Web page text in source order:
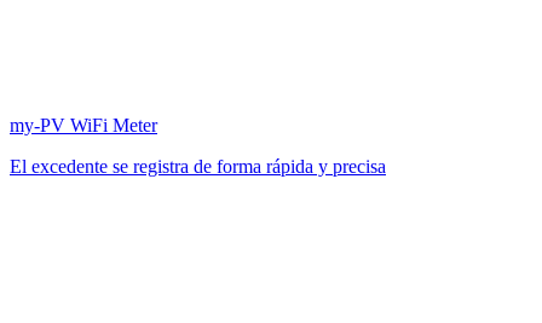
my-PV WiFi Meter
El excedente se registra de forma rápida y precisa